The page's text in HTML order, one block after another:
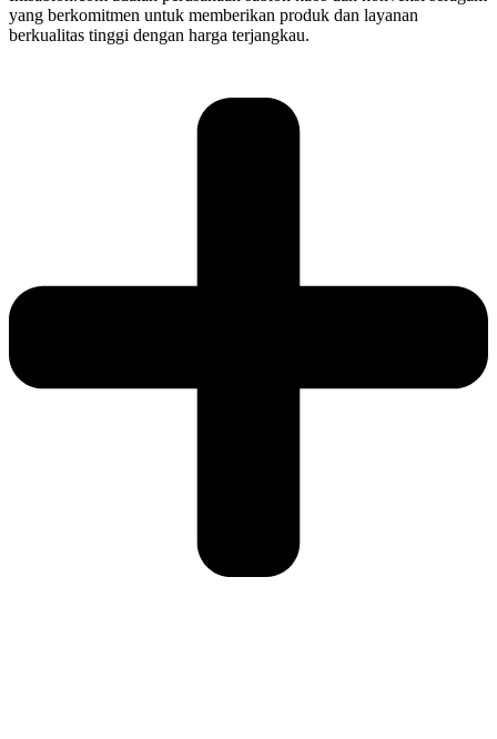
yang berkomitmen untuk memberikan produk dan layanan
berkualitas tinggi dengan harga terjangkau.